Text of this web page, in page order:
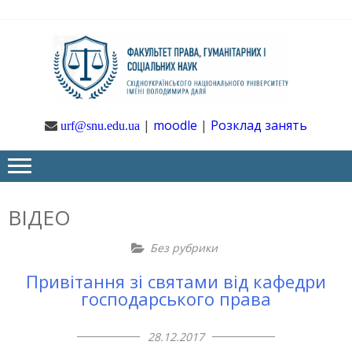
navigation
І
urf@snu.edu.ua | moodle | Розклад занять
ВІДЕО
Без рубрики
Привітання зі святами від кафедри
господарського права
28.12.2017